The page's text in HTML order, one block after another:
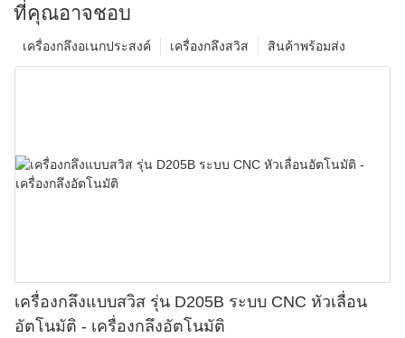
ที่คุณอาจชอบ
สินค้าพร้อมส่ง
เครื่องกลึงสวิส
เครื่องกลึงอเนกประสงค์
เครื่องกลึงแบบสวิส รุ่น D205B ระบบ CNC หัวเลื่อน
อัตโนมัติ - เครื่องกลึงอัตโนมัติ